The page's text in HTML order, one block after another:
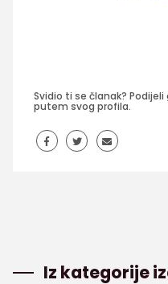
Svidio ti se članak?
putem svog profila.
Iz kategorije